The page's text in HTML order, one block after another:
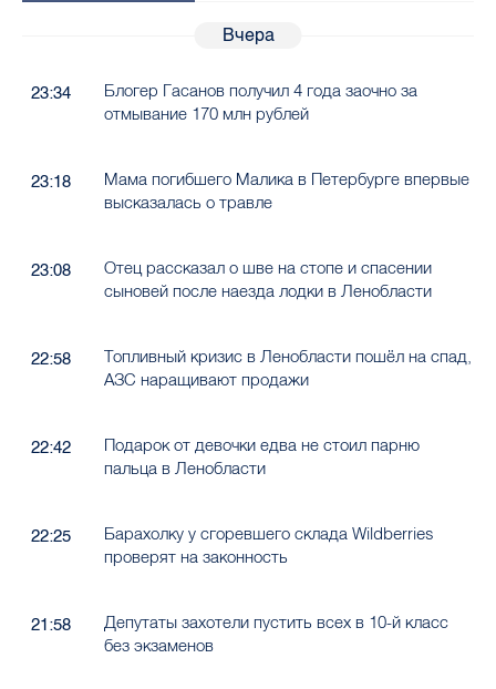
Вчера
23:34
Блогер Гасанов получил 4 года заочно за
отмывание 170 млн рублей
23:18
Мама погибшего Малика в Петербурге впервые
высказалась о травле
23:08
Отец рассказал о шве на стопе и спасении
сыновей после наезда лодки в Ленобласти
22:58
Топливный кризис в Ленобласти пошёл на спад,
АЗС наращивают продажи
22:42
Подарок от девочки едва не стоил парню
пальца в Ленобласти
22:25
Барахолку у сгоревшего склада Wildberries
проверят на законность
21:58
Депутаты захотели пустить всех в 10-й класс
без экзаменов